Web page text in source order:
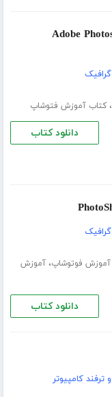
،کتاب آموزش فتوشاپ
دانلود کتاب
آموزش فوتوشاپ،آموزش
دانلود کتاب
کامپیوتر